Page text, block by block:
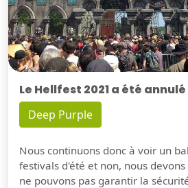
Le Hellfest 2021 a été annulé
Deep Purple
Nous continuons donc à voir un
festivals d'été et non, nous
ne pouvons pas garantir la